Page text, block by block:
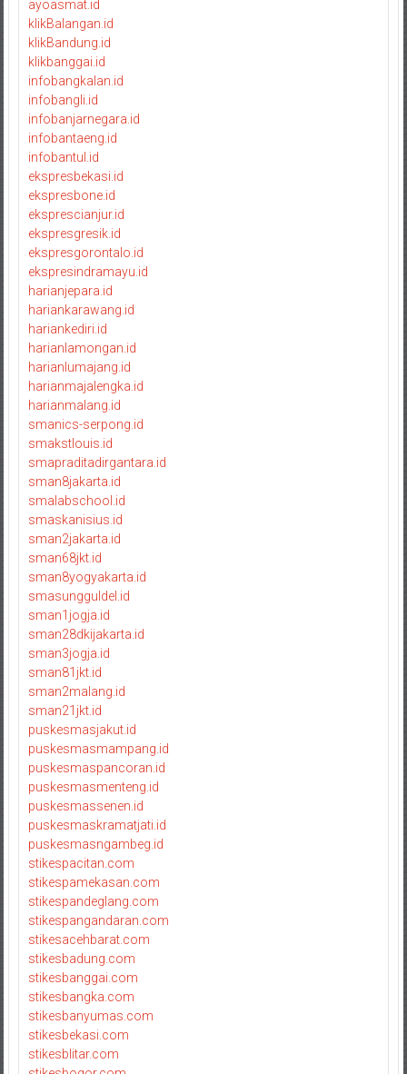
ayoasmat.id
klikBalangan.id
klikBandung.id
klikbanggai.id
infobangkalan.id
infobangli.id
infobanjarnegara.id
infobantaeng.id
infobantul.id
ekspresbekasi.id
ekspresbone.id
eksprescianjur.id
ekspresgresik.id
ekspresgorontalo.id
ekspresindramayu.id
harianjepara.id
hariankarawang.id
hariankediri.id
harianlamongan.id
harianlumajang.id
harianmajalengka.id
harianmalang.id
smanics-serpong.id
smakstlouis.id
smapraditadirgantara.id
sman8jakarta.id
smalabschool.id
smaskanisius.id
sman2jakarta.id
sman68jkt.id
sman8yogyakarta.id
smasungguldel.id
sman1jogja.id
sman28dkijakarta.id
sman3jogja.id
sman81jkt.id
sman2malang.id
sman21jkt.id
puskesmasjakut.id
puskesmasmampang.id
puskesmaspancoran.id
puskesmasmenteng.id
puskesmassenen.id
puskesmaskramatjati.id
puskesmasngambeg.id
stikespacitan.com
stikespamekasan.com
stikespandeglang.com
stikespangandaran.com
stikesacehbarat.com
stikesbadung.com
stikesbanggai.com
stikesbangka.com
stikesbanyumas.com
stikesbekasi.com
stikesblitar.com